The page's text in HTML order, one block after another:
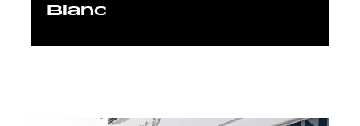
Blanc